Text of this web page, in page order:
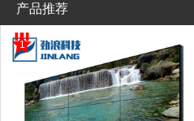
产品推荐
1